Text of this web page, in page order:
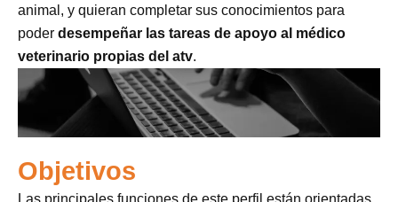
animal, y quieran completar sus conocimientos para
poder desempeñar las tareas de apoyo al médico
veterinario propias del atv.
Objetivos
Las principales funciones de este perfil están orientadas